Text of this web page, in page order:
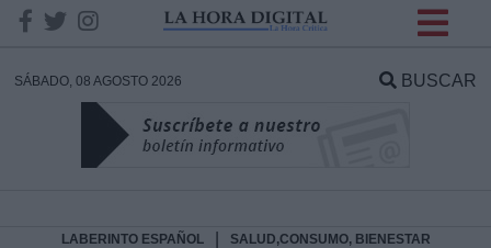
SÁBADO, 08 AGOSTO 2026 BUSCAR
LABERINTO ESPAÑOL SALUD,CONSUMO, BIENESTAR
DATOS
Responsable: